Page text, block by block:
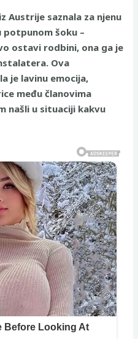
Austrije saznala za njenu
potpunom šoku –
ostavi rodbini, ona ga je
Ova
je lavinu emocija,
među članovima
našli u situaciji kakvu